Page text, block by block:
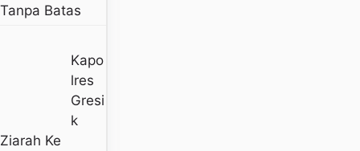
Tanpa Batas
Kapo
Lres
Gresi
K
Ziarah Ke